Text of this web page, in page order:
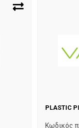
PLASTIC
Κωδικός